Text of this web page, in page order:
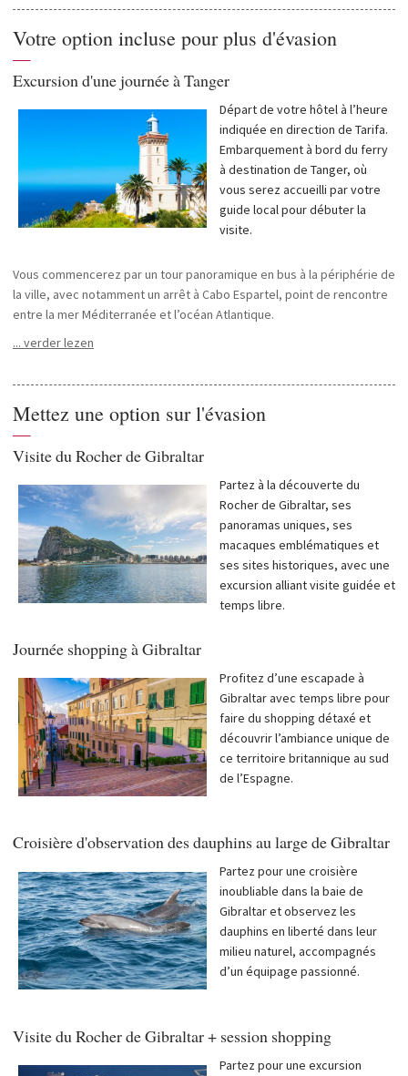
Votre option incluse pour plus d'évasion
—
Excursion d'une journée à Tanger
Départ de votre hôtel à l’heure
indiquée en direction de Tarifa.
Embarquement à bord du ferry
à destination de Tanger, où
vous serez accueilli par votre
guide local pour débuter la
visite.
Vous commencerez par un tour panoramique en bus à la périphérie de
la ville, avec notamment un arrêt à Cabo Espartel, point de rencontre
entre la mer Méditerranée et l’océan Atlantique.
De retour dans le centre de Tanger, la découverte se poursuivra à
pied autour de la Kasbah, la ville fortifiée. Une pause est prévue dans
que le quartier de la soie et celui du cuir. Selon les disponibilités, vous
pourrez assister à une brève démonstration d’un charmeur de
serpents, une prestation dépendant uniquement de sa présence.
permettant de savourer les spécialités locales. Vous disposerez
ensuite d’un temps libre pour flâner et faire du shopping.
En fin de journée, retour à Tarifa en ferry, puis transfert vers votre
hôtel en longeant la Costa del Sol.
Durée approximative
entre 12 et 15 heures, selon le point de
départ.
participant à notre service des excursions afin de réserver les billets
de ferry et d’organiser les formalités d’entrée au Maroc.
... verder lezen
Mettez une option sur l'évasion
—
Visite du Rocher de Gibraltar
Partez à la découverte du
Rocher de Gibraltar, ses
panoramas uniques, ses
macaques emblématiques et
ses sites historiques, avec une
excursion alliant visite guidée et
temps libre.
Journée shopping à Gibraltar
Profitez d’une escapade à
Gibraltar avec temps libre pour
faire du shopping détaxé et
découvrir l’ambiance unique de
ce territoire britannique au sud
de l’Espagne.
Croisière d'observation des dauphins au large de Gibraltar
Partez pour une croisière
inoubliable dans la baie de
Gibraltar et observez les
dauphins en liberté dans leur
milieu naturel, accompagnés
d’un équipage passionné.
Visite du Rocher de Gibraltar + session shopping
Partez pour une excursion